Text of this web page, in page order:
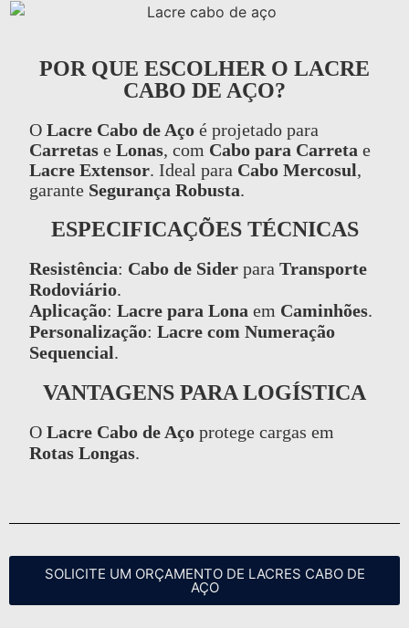
POR QUE ESCOLHER O LACRE
CABO DE AÇO?
O Lacre Cabo de Aço é projetado para
Carretas e Lonas, com Cabo para Carreta e
Lacre Extensor. Ideal para Cabo Mercosul,
garante Segurança Robusta.
ESPECIFICAÇÕES TÉCNICAS
Resistência: Cabo de Sider para Transporte
Rodoviário.
Aplicação: Lacre para Lona em Caminhões.
Personalização: Lacre com Numeração
Sequencial.
VANTAGENS PARA LOGÍSTICA
O Lacre Cabo de Aço protege cargas em
Rotas Longas.
SOLICITE UM ORÇAMENTO DE LACRES CABO DE
AÇO